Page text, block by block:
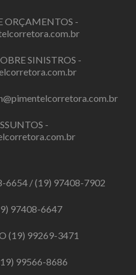
ORÇAMENTOS -
SINISTROS -
-
6654/(19) 97408-7902
97408-6647
(19) 99269-3471
99566-8686